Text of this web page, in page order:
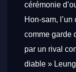
cérémonie
Hon-sam,
comme garde
par un rival
diable »